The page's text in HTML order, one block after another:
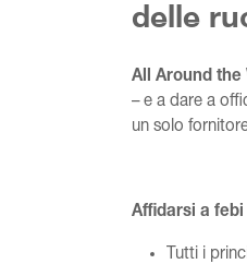
delle
All Around the
– e a dare a
un solo
Affidarsi a
Tutti i